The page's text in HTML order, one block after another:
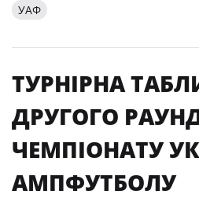
УАФ
ТУРНІРНА
ДРУГОГО
ЧЕМПІОНАТУ
АМПФУТБОЛУ